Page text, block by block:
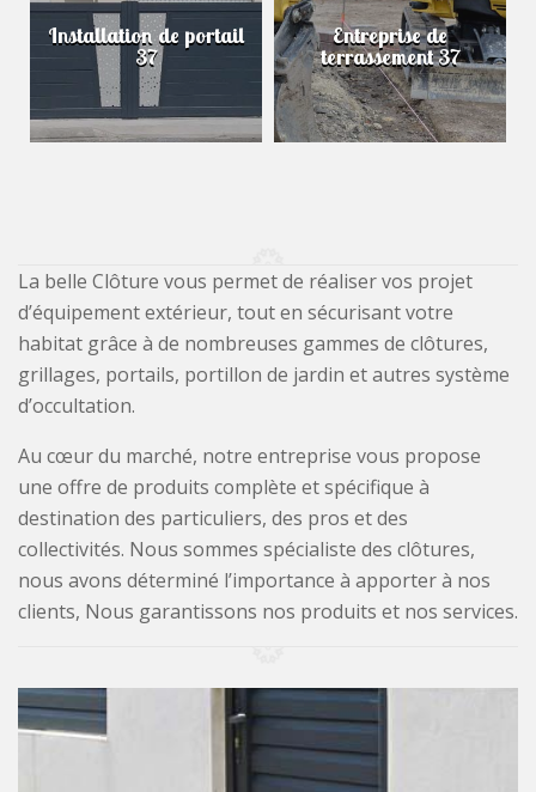
Installation de portail
37
Entreprise de
terrassement 37
La belle Clôture vous permet de réaliser vos projet
d’équipement extérieur, tout en sécurisant votre
habitat grâce à de nombreuses gammes de clôtures,
grillages, portails, portillon de jardin et autres système
d’occultation.
Au cœur du marché, notre entreprise vous propose
une offre de produits complète et spécifique à
destination des particuliers, des pros et des
collectivités. Nous sommes spécialiste des clôtures,
nous avons déterminé l’importance à apporter à nos
clients, Nous garantissons nos produits et nos services.